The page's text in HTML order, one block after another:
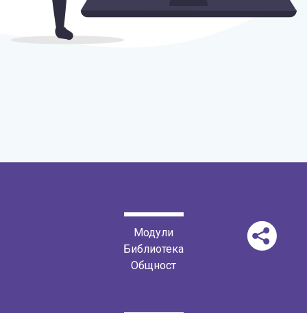
Модули
Библиотека
Общност